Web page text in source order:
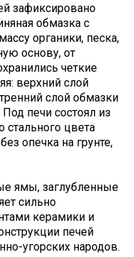
зафиксировано
обмазка с
органики, песка,
основу, от
четкие
верхний слой
слой обмазки
печи состоял из
стального цвета
опечка на грунте,
ямы, заглубленные
сильно
керамики и
печей
угорских народов.